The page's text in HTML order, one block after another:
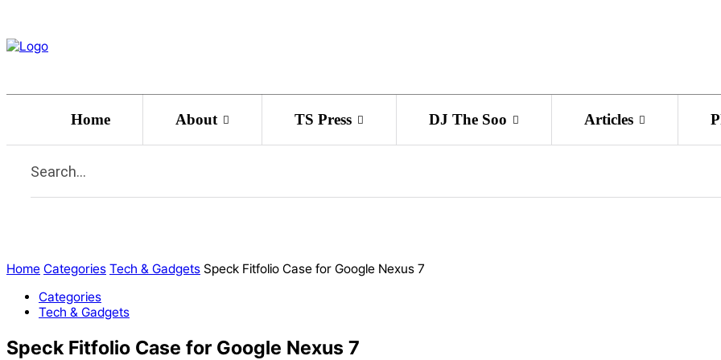
Home About TS Press DJ The Soo Articles
Search...
Home Categories Tech & Gadgets Speck Fitfolio Case for Google Nexus 7
Categories
Tech & Gadgets
Speck Fitfolio Case for Google Nexus 7